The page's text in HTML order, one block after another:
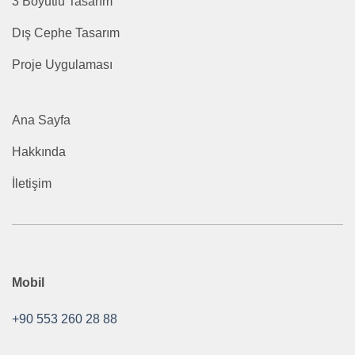
Dış Cephe Tasarım
Proje Uygulaması
Ana Sayfa
Hakkında
İletişim
Mobil
+90 553 260 28 88